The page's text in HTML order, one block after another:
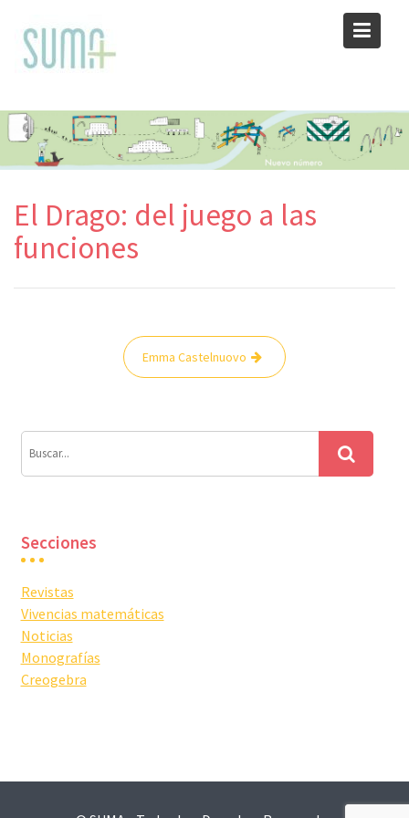
content
El Drago: del juego a las
funciones
Navegación
Emma Castelnuovo
Secciones
Revistas
Vivencias matemáticas
Noticias
Monografías
Creogebra